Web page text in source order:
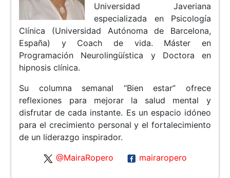
Universidad Javeriana
especializada en Psicología
Clínica (Universidad Autónoma de Barcelona,
España) y Coach de vida. Máster en
Programación Neurolingüística y Doctora en
hipnosis clínica.
Su columna semanal “Bien estar” ofrece
reflexiones para mejorar la salud mental y
disfrutar de cada instante. Es un espacio idóneo
para el crecimiento personal y el fortalecimiento
de un liderazgo inspirador.
@MairaRopero
mairaropero